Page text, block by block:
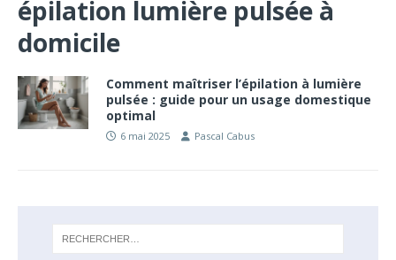
épilation lumière pulsée à
domicile
Comment maîtriser l’épilation à lumière
pulsée : guide pour un usage domestique
optimal
6 mai 2025 Pascal Cabus